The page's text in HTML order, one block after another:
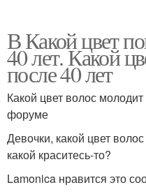
В Какой цвет
40 лет. Какой
после 40 лет
Какой цвет волос
форуме
Девочки, какой цвет
какой краситесь-то?
Lamonica нравится это